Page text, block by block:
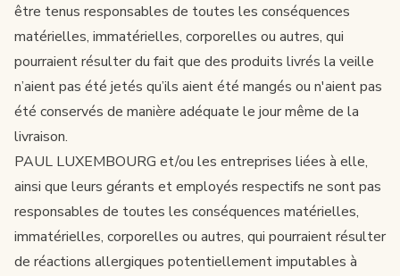
être tenus responsables de toutes les conséquences
matérielles, immatérielles, corporelles ou autres, qui
pourraient résulter du fait que des produits livrés la veille
n’aient pas été jetés qu’ils aient été mangés ou n'aient pas
été conservés de manière adéquate le jour même de la
livraison.
PAUL LUXEMBOURG et/ou les entreprises liées à elle,
ainsi que leurs gérants et employés respectifs ne sont pas
responsables de toutes les conséquences matérielles,
immatérielles, corporelles ou autres, qui pourraient résulter
de réactions allergiques potentiellement imputables à